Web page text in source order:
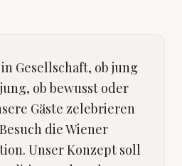
Gesellschaft, ob jung
ob bewusst oder
Gäste zelebrieren
die Wiener
Unser Konzept soll